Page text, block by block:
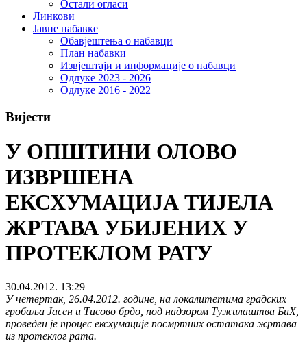
Остали огласи
Линкови
Јавне набавке
Обавјештења о набавци
План набавки
Извјештаји и информације о набавци
Одлуке 2023 - 2026
Одлуке 2016 - 2022
Вијести
У ОПШТИНИ ОЛОВО
ИЗВРШЕНА
ЕКСХУМАЦИЈА ТИЈЕЛА
ЖРТАВА УБИЈЕНИХ У
ПРОТЕКЛОМ РАТУ
30.04.2012. 13:29
У четвртак, 26.04.2012. године, на локалитетима градских
гробаља Јасен и Тисово брдо, под надзором Тужилаштва БиХ,
проведен је процес ексхумације посмртних остатака жртава
из протеклог рата.